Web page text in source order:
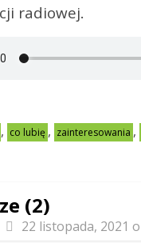
radiowej.
, co lubię , zainteresowania ,
(2)
22 listopada, 2021